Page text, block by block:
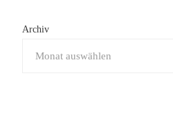
Archiv